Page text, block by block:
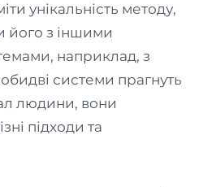
унікальність методу,
його з іншими
наприклад, з
системи прагнуть
людини, вони
підходи та